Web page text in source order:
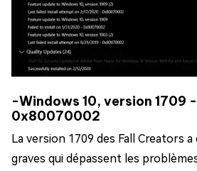
-Windows 10, version 1709
0x80070002
La version 1709 des Fall Creators
graves qui dépassent les